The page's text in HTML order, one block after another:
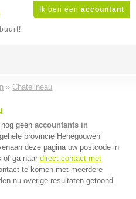
Ik ben een accountant
» Chatelineau
geen accountants in
provincie Henegouwen
deze pagina uw postcode in
of ga naar direct contact met
te komen met meerdere
nu overige resultaten getoond.